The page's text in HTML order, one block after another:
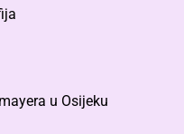
u Osijeku